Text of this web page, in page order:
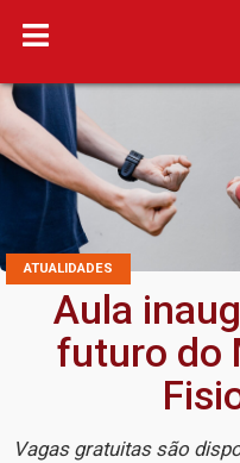
ATUALIDADES
Aula
futuro do
Vagas gratuitas são